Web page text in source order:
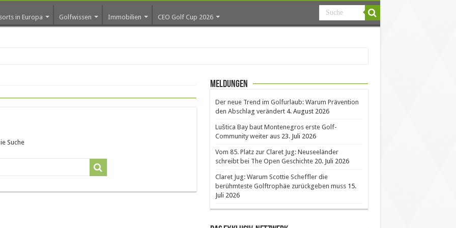
in Europa Golfwissen Immobilien CEO Golf Cup 2026
Suche
Meldungen
Der neue Trend im Golfurlaub: Warum Prävention
den Abschlag verändert 4. August 2026
Luštica Bay baut Montenegros erste Golf-
Community weiter aus 23. Juli 2026
Vom 85. Platz zur Claret Jug: Neuseeländer
schreibt bei The Open Geschichte 20. Juli 2026
Claret Jug: Warum Scottie Scheffler die
berühmteste Golftrophäe zurückgeben muss 15.
Juli 2026